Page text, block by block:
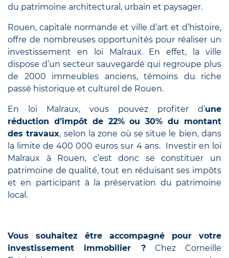
du patrimoine architectural, urbain et paysager.
Rouen, capitale normande et ville d’art et d’histoire,
offre de nombreuses opportunités pour réaliser un
investissement en loi Malraux. En effet, la ville
dispose d’un secteur sauvegardé qui regroupe plus
de 2000 immeubles anciens, témoins du riche
passé historique et culturel de Rouen.
En loi Malraux, vous pouvez profiter d’une
réduction d’impôt de 22% ou 30% du montant
des travaux, selon la zone où se situe le bien, dans
la limite de 400 000 euros sur 4 ans. Investir en loi
Malraux à Rouen, c’est donc se constituer un
patrimoine de qualité, tout en réduisant ses impôts
et en participant à la préservation du patrimoine
local.
Vous souhaitez être accompagné pour votre
investissement immobilier ?Chez Corneille